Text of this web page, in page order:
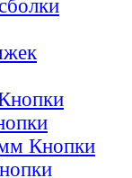
Кнопки